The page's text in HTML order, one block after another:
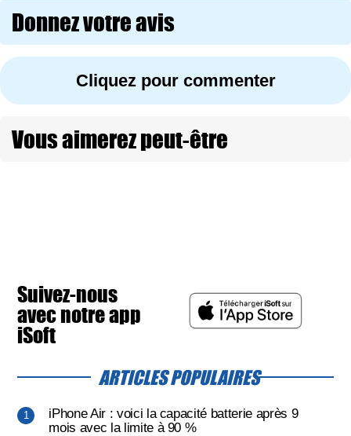
Donnez votre avis
Cliquez pour commenter
Vous aimerez peut-être
Suivez-nous
avec notre app
iSoft
ARTICLES POPULAIRES
iPhone Air : voici la capacité batterie après 9
mois avec la limite à 90 %